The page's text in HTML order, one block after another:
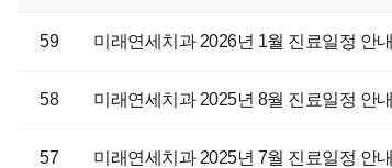
59 미래연세치과 2026년 1월 진료일정 안내
58 미래연세치과 2025년 8월 진료일정 안내
57 미래연세치과 2025년 7월 진료일정 안내